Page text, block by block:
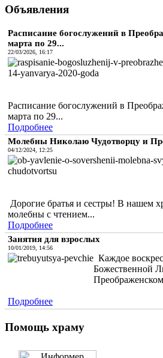
Объявления
Расписание богослужений в
марта по 29...
22/03/2026, 16:17
Расписание богослужений в
марта по 29...
Подробнее
Молебны Николаю Чудотворцу и
04/12/2024, 12:25
Дорогие братья и сестры! В нашем
молебны с чтением...
Подробнее
Занятия для взрослых
10/01/2019, 14:56
Каждое
Божественной
Подробнее
Помощь храму